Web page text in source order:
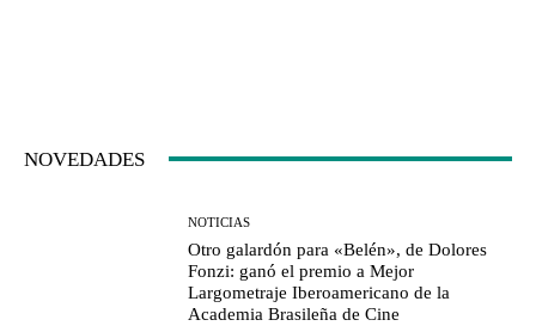
NOVEDADES
NOTICIAS
Otro galardón para «Belén», de Dolores
Fonzi: ganó el premio a Mejor
Largometraje Iberoamericano de la
Academia Brasileña de Cine